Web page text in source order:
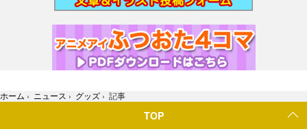
ホーム › ニュース › グッズ › 記事
TOP